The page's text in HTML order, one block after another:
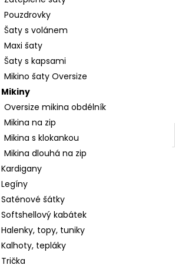
Pouzdrovky
Šaty s volánem
Maxi šaty
Šaty s kapsami
Mikino šaty Oversize
Mikiny
Oversize mikina obdélník
Mikina na zip
Mikina s klokankou
Mikina dlouhá na zip
Kardigany
Legíny
Saténové šátky
Softshellový kabátek
Halenky, topy, tuniky
Kalhoty, tepláky
Trička
Kč